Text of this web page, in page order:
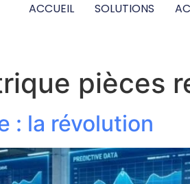
ACCUEIL SOLUTIONS
pièces
: la révolution